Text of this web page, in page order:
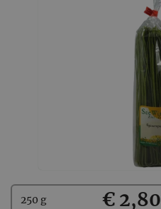
Kaufen
Wählen
250 g € 2,80